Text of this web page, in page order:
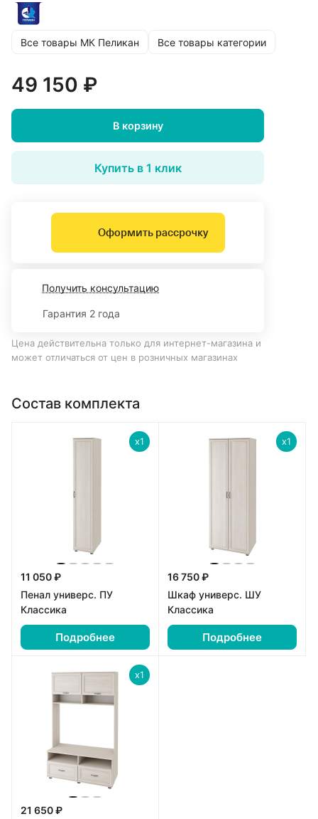
Все товары МК Пеликан Все товары категории
49 150 ₽
В корзину
Купить в 1 клик
Оформить рассрочку
Получить консультацию
Гарантия 2 года
Цена действительна только для интернет-магазина и
может отличаться от цен в розничных магазинах
Состав комплекта
x1
11 050 ₽
Пенал универс. ПУ
Классика
Подробнее
x1
16 750 ₽
Шкаф универс. ШУ
Классика
Подробнее
x1
21 650 ₽